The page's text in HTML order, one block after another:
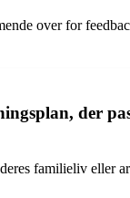
over for
der
familieliv eller